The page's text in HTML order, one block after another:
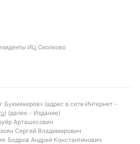
ИЦ Сколково
Букмекеров» (адрес в сети Интернет -
) (далее - Издание)
Арташесович
Сергей Владимирович
Бодров Андрей Константинович